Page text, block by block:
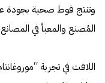
المُصنع والمعبأ في
اللافت في تجربة